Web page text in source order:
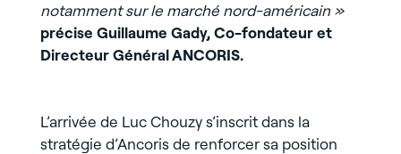
notamment sur le marché nord-américain »
précise Guillaume Gady, Co-fondateur et
Directeur Général ANCORIS.
L’arrivée de Luc Chouzy s’inscrit dans la
stratégie d’Ancoris de renforcer sa position